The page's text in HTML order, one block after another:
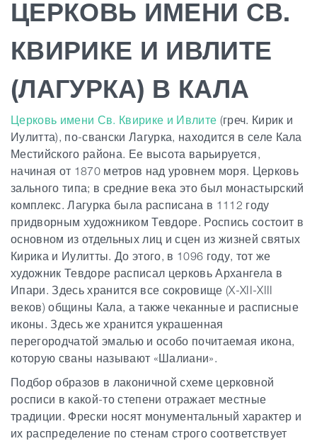
ЦЕРКОВЬ ИМЕНИ СВ.
КВИРИКЕ И ИВЛИТЕ
(ЛАГУРКА) В КАЛА
Церковь имени Св. Квирике и Ивлите (греч. Кирик и
Иулитта), по-свански Лагурка, находится в селе Кала
Местийского района. Ее высота варьируется,
начиная от 1870 метров над уровнем моря. Церковь
зального типа; в средние века это был монастырский
комплекс. Лагурка была расписана в 1112 году
придворным художником Тевдоре. Роспись состоит в
основном из отдельных лиц и сцен из жизней святых
Кирика и Иулитты. До этого, в 1096 году, тот же
художник Тевдоре расписал церковь Архангела в
Ипари. Здесь хранится все сокровище (X-XII-XIII
веков) общины Кала, а также чеканные и расписные
иконы. Здесь же хранится украшенная
перегородчатой эмалью и особо почитаемая икона,
которую сваны называют «Шалиани».
Подбор образов в лаконичной схеме церковной
росписи в какой-то степени отражает местные
традиции. Фрески носят монументальный характер и
их распределение по стенам строго соответствует